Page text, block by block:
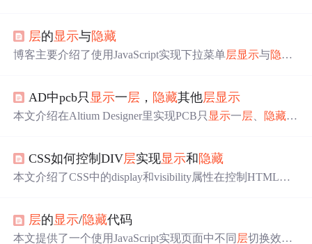
的”可隐藏敷铜，勾选“最终的”和“草案”可
点击“应用”“确定”。
层的显示与隐藏
博客主要介绍了使用JavaScript实现下拉菜单层显示与隐藏
出事件触发层的显示与隐藏。
AD中pcb只 显示一层 ， 隐藏其他层显示
本文介绍在Altium Designer里实现PCB只 显示一层 隐藏其
式，还可在系统参数中勾选其他层变灰选项，3D模式也支
持Shift+S快捷键。
CSS如何控制DIV层实现显示和隐藏
本文介绍了CSS中的display和visibility属性在控制HTML元
详细讲解了两者应用。,
层的显示/隐藏代码
本文提供了一个使用JavaScript实现页面中不同 层切换效果